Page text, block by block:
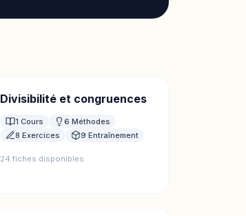
Divisibilité et congruences
1 Cours
6 Méthodes
8 Exercices
9 Entraînement
24 fiches disponibles